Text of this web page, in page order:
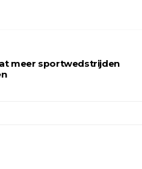
meer sportwedstrijden